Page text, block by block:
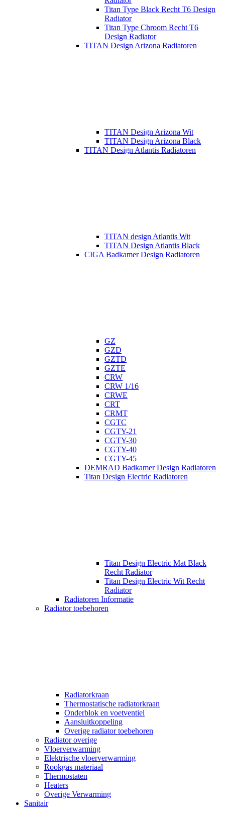
Titan Type Black Recht T6 Design
Radiator
Titan Type Chroom Recht T6
Design Radiator
TITAN Design Arizona Radiatoren
TITAN Design Arizona Wit
TITAN Design Arizona Black
TITAN Design Atlantis Radiatoren
TITAN design Atlantis Wit
TITAN Design Atlantis Black
CIGA Badkamer Design Radiatoren
GZ
GZD
GZTD
GZTE
CRW
CRW 1/16
CRWE
CRT
CRMT
CGTC
CGTY-21
CGTY-30
CGTY-40
CGTY-45
DEMRAD Badkamer Design Radiatoren
Titan Design Electric Radiatoren
Titan Design Electric Mat Black
Recht Radiator
Titan Design Electric Wit Recht
Radiator
Radiatoren Informatie
Radiator toebehoren
Radiatorkraan
Thermostatische radiatorkraan
Onderblok en voetventiel
Aansluitkoppeling
Overige radiator toebehoren
Radiator overige
Vloerverwarming
Elektrische vloerverwarming
Rookgas materiaal
Thermostaten
Heaters
Overige Verwarming
Sanitair